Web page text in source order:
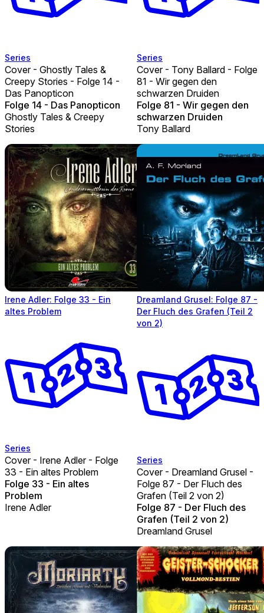
Series
Cover - Ghostly Tales &
Creepy Stories - Folge 14 -
Das Panopticon
Folge 14 - Das Panopticon
Ghostly Tales & Creepy
Stories
Series
Cover - Tony Ballard - Folge
81 - Wir gegen den
schwarzen Druiden
Folge 81 - Wir gegen den
schwarzen Druiden
Tony Ballard
Irene Adler: Folge 33 - Ein
altes Problem
Series
Cover - Irene Adler - Folge
33 - Ein altes Problem
Folge 33 - Ein altes
Problem
Irene Adler
Dreamland Grusel: Folge 87 -
Der Fluch des Grafen (Teil 2
von 2)
Series
Cover - Dreamland Grusel -
Folge 87 - Der Fluch des
Grafen (Teil 2 von 2)
Folge 87 - Der Fluch des
Grafen (Teil 2 von 2)
Dreamland Grusel